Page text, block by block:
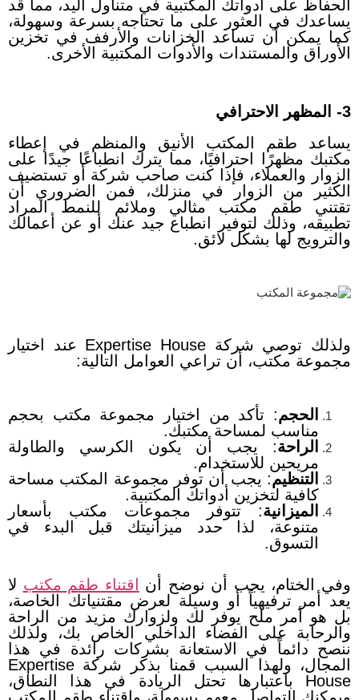
الحفاظ على أدواتك المكتبية في متناول اليد، مما قد
يساعدك في العثور على ما تحتاجه بسرعة وسهولة،
كما يمكن أن تساعد الخزانات والأرفف في تخزين
الأوراق والمستندات والأدوات المكتبية الأخرى.
3- المظهر الاحترافي
يساعد طقم المكتب الأنيق والمنظم في إعطاء
مكتبك مظهرًا احترافيًا، مما يترك انطباعًا جيدًا على
الزوار والعملاء، فإذا كنت صاحب شركة أو تستضيف
الكثير من الزوار في منزلك، فمن الضروري أن
تقتني طقم مكتب مثالي وملائم للنمط المراد
تطبيقه، وذلك لتوفير انطباع جيد عنك أو عن أعمالك
والترويج لها بشكل لائق.
ولذلك توصي شركة Expertise House عند اختيار
مجموعة مكتب، أن تراعي العوامل التالية:
الحجم: تأكد من اختيار مجموعة مكتب بحجم
مناسب لمساحة مكتبك.
الراحة: يجب أن يكون الكرسي والطاولة
مريحين للاستخدام.
التنظيم: يجب أن توفر مجموعة المكتب مساحة
كافية لتخزين أدواتك المكتبية.
الميزانية: تتوفر مجموعات مكتب بأسعار
متنوعة، لذا حدد ميزانيتك قبل البدء في
التسوق.
وفي الختام، يجب أن نوضح أن اقتناء طقم مكتب لا
يعد أمر ترفيهياً أو وسيلة لعرض مقتنياتك الخاصة،
بل هو أمر ملح يوفر لك ولزوارك مزيد من الراحة
والرحابة على الفضاء الداخلي الخاص بك، ولذلك
ننصح دائماً في الاستعانة بشركات رائدة في هذا
المجال، ولهذا السبب قمنا بذكر شركة Expertise
House باعتبارها تحتل الريادة في هذا النطاق،